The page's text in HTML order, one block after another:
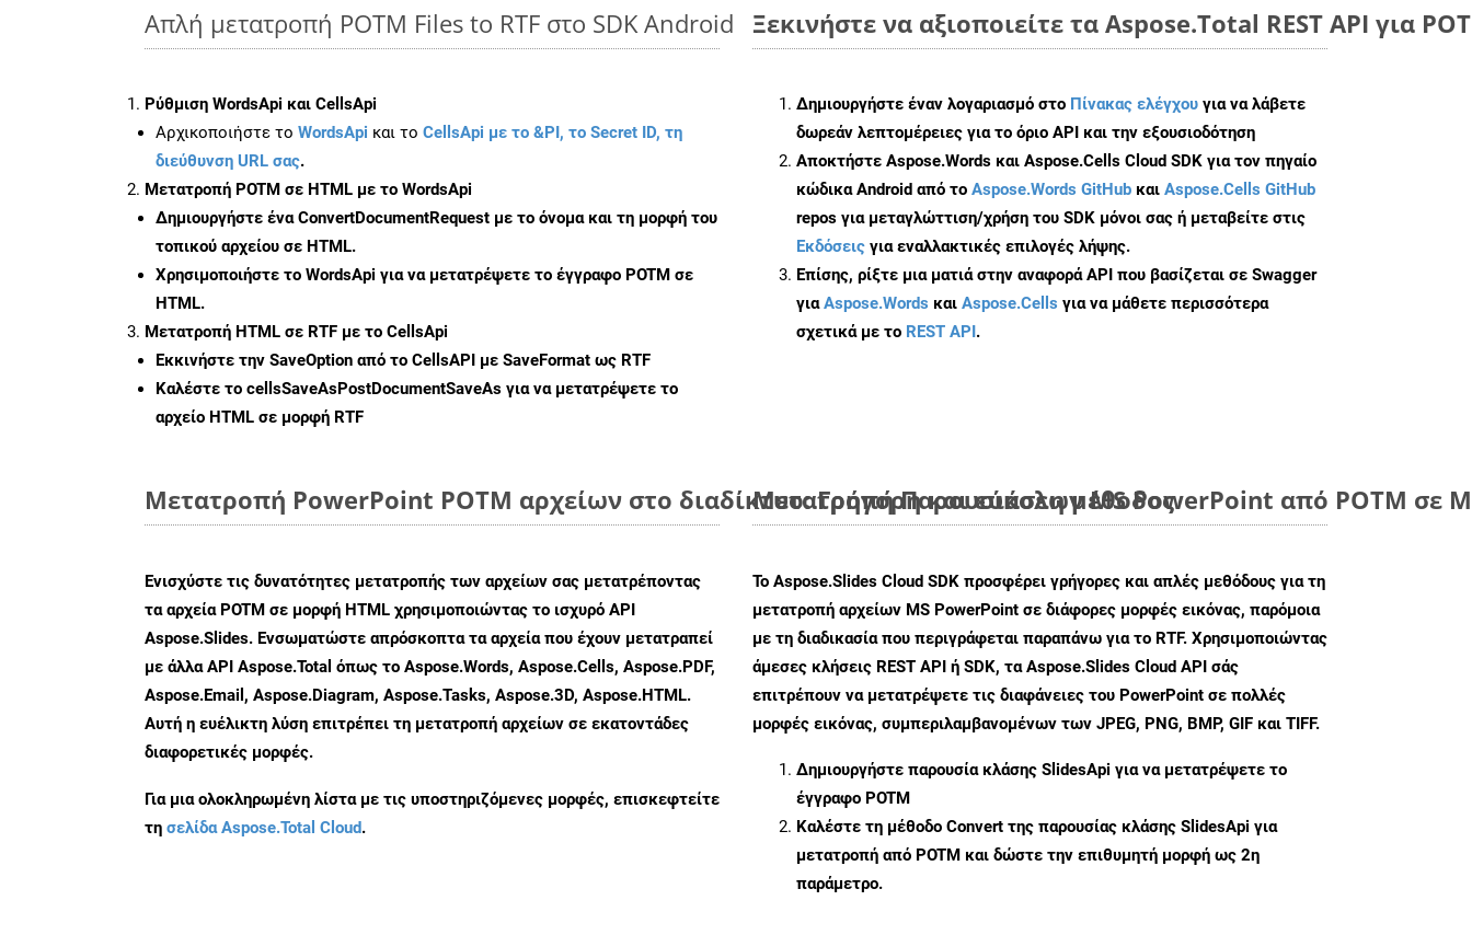
Απλή μετατροπή POTM Files to RTF στο SDK Android
Ρύθμιση WordsApi και CellsApi
Αρχικοποιήστε το WordsApi και το CellsApi με το &PI, το Secret ID, τη
διεύθυνση URL σας.
Μετατροπή POTM σε HTML με το WordsApi
Δημιουργήστε έναConvertDocumentRequest με το όνομα και τη μορφή του
τοπικού αρχείου σε HTML.
Χρησιμοποιήστε το WordsApi για να μετατρέψετε το έγγραφο POTM σε
HTML.
Μετατροπή HTML σε RTF με το CellsApi
Εκκινήστε την SaveOption από το CellsAPI με SaveFormat ως RTF
Καλέστε το cellsSaveAsPostDocumentSaveAs για να μετατρέψετε το
αρχείο HTML σε μορφή RTF
Ξεκινήστε να αξιοποιείτε τα Aspose.Total REST API για
Δημιουργήστε έναν λογαριασμό στο Πίνακας ελέγχου για να λάβετε
δωρεάν λεπτομέρειες για το όριο API και την εξουσιοδότηση
Αποκτήστε Aspose.Words και Aspose.Cells Cloud SDK για τον πηγαίο
κώδικα Android από το Aspose.Words GitHub και Aspose.Cells GitHub
repos για μεταγλώττιση/χρήση του SDK μόνοι σας ή μεταβείτε στις
Εκδόσεις για εναλλακτικές επιλογές λήψης.
Επίσης, ρίξτε μια ματιά στην αναφορά API που βασίζεται σε Swagger
γιαAspose.Words και Aspose.Cells για να μάθετε περισσότερα
σχετικά με το REST API.
Μετατροπή PowerPoint POTM αρχείων στο διαδίκτυο: Γρήγορη και εύκολη μέθοδος
Ενισχύστε τις δυνατότητες μετατροπής των αρχείων σας μετατρέποντας
τα αρχεία POTM σε μορφή HTML χρησιμοποιώντας το ισχυρό API
Aspose.Slides. Ενσωματώστε απρόσκοπτα τα αρχεία που έχουν μετατραπεί
με άλλα API Aspose.Total όπως το Aspose.Words, Aspose.Cells, Aspose.PDF,
Aspose.Email, Aspose.Diagram, Aspose.Tasks, Aspose.3D, Aspose.HTML.
Αυτή η ευέλικτη λύση επιτρέπει τη μετατροπή αρχείων σε εκατοντάδες
διαφορετικές μορφές.
Για μια ολοκληρωμένη λίστα με τις υποστηριζόμενες μορφές, επισκεφτείτε
τη σελίδα Aspose.Total Cloud.
Μετατροπή Παρουσιάσεων MS PowerPoint από POTM σε
Το Aspose.Slides Cloud SDK προσφέρει γρήγορες και απλές μεθόδους για τη
μετατροπή αρχείων MS PowerPoint σε διάφορες μορφές εικόνας, παρόμοια
με τη διαδικασία που περιγράφεται παραπάνω για το RTF. Χρησιμοποιώντας
άμεσες κλήσεις REST API ή SDK, τα Aspose.Slides Cloud API σάς
επιτρέπουν να μετατρέψετε τις διαφάνειες του PowerPoint σε πολλές
μορφές εικόνας, συμπεριλαμβανομένων των JPEG, PNG, BMP, GIF και TIFF.
Δημιουργήστε παρουσία κλάσης SlidesApi για να μετατρέψετε το
έγγραφο POTM
Καλέστε τη μέθοδο Convert της παρουσίας κλάσης SlidesApi για
μετατροπή από POTM και δώστε την επιθυμητή μορφή ως 2η
παράμετρο.